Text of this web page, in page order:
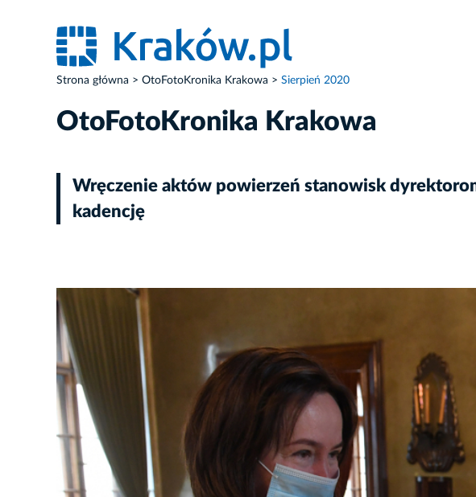
Strona główna OtoFotoKronika Krakowa Sierpień 2020
OtoFotoKronika Krakowa
Wręczenie aktów powierzeń stanowisk
kadencję